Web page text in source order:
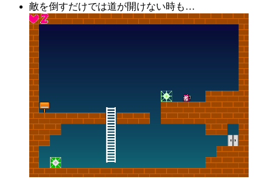
敵を倒すだけでは道が開けない時も…